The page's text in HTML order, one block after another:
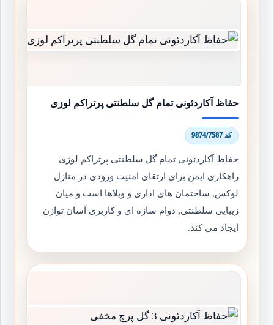
حفاظ آکاردئونی تمام گل سلطنتی پرتراکم لوزی
کد 9874/7587
حفاظ آکاردئونی تمام گل سلطنتی پرتراکم لوزی
راهکاری ایمن برای ارتقای امنیت ورودی در منازل
لوکس, ساختمان های اداری و ویلاها است و میان
زیبایی سلطنتی, دوام سازه ای و کاربری آسان توازن
ایجاد می کند.